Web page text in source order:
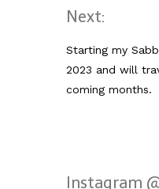
Next:
Starting my
2023 and will
coming months.
Instagram